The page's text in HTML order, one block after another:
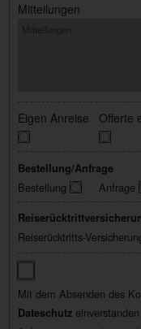
Mitteilungen
Eigen Anreise Offerte
Bestellung/Anfrage
Bestellung Anfrage
Reiserücktritts-
Mit dem Absenden des
Dateschutz